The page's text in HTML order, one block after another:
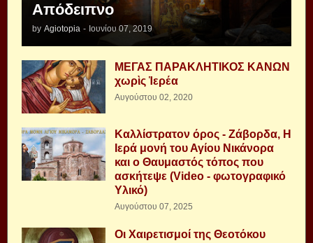
Απόδειπνο
by Agiotopia - Ιουνίου 07, 2019
ΜΕΓΑΣ ΠΑΡΑΚΛΗΤΙΚΟΣ ΚΑΝΩΝ
χωρὶς Ἱερέα
Αυγούστου 02, 2020
Καλλίστρατον όρος - Ζάβορδα, Η
Ιερά μονή του Αγίου Νικάνορα
και ο Θαυμαστός τόπος που
ασκήτεψε (Video - φωτογραφικό
Υλικό)
Αυγούστου 07, 2025
Οι Χαιρετισμοί της Θεοτόκου